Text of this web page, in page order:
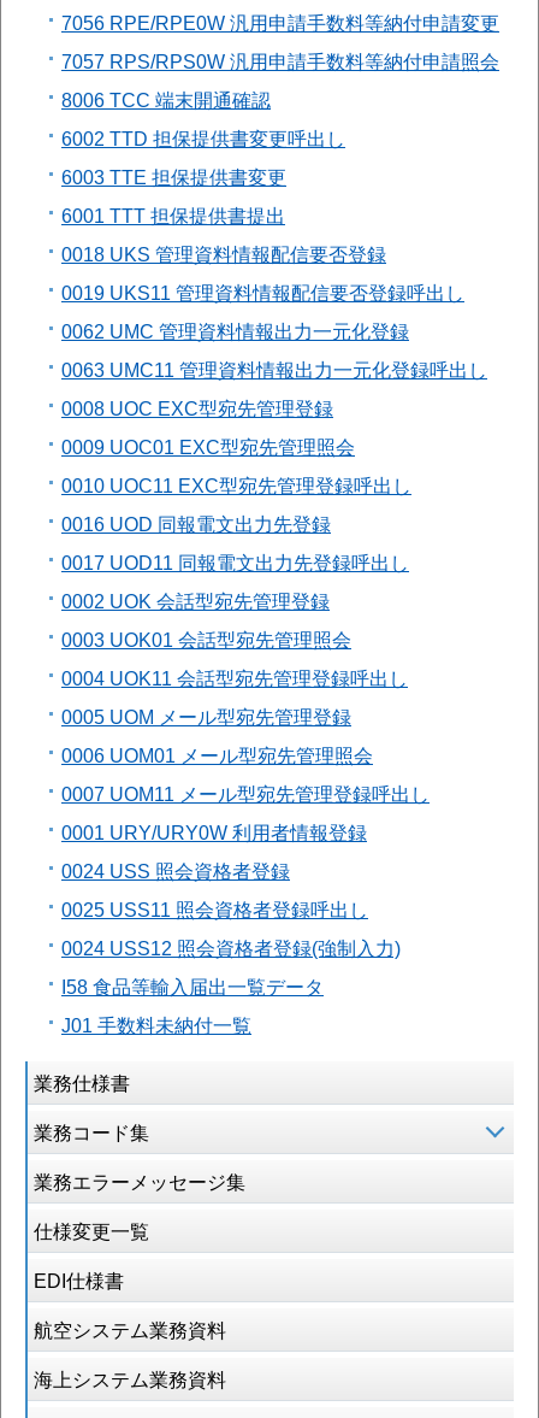
業務仕様書
業務コード集
業務エラーメッセージ集
仕様変更一覧
EDI仕様書
航空システム業務資料
海上システム業務資料
7056 RPE/RPE0W 汎用申請手数料等納付申請変更
7057 RPS/RPS0W 汎用申請手数料等納付申請照会
8006 TCC 端末開通確認
6002 TTD 担保提供書変更呼出し
6003 TTE 担保提供書変更
6001 TTT 担保提供書提出
0018 UKS 管理資料情報配信要否登録
0019 UKS11 管理資料情報配信要否登録呼出し
0062 UMC 管理資料情報出力一元化登録
0063 UMC11 管理資料情報出力一元化登録呼出し
0008 UOC EXC型宛先管理登録
0009 UOC01 EXC型宛先管理照会
0010 UOC11 EXC型宛先管理登録呼出し
0016 UOD 同報電文出力先登録
0017 UOD11 同報電文出力先登録呼出し
0002 UOK 会話型宛先管理登録
0003 UOK01 会話型宛先管理照会
0004 UOK11 会話型宛先管理登録呼出し
0005 UOM メール型宛先管理登録
0006 UOM01 メール型宛先管理照会
0007 UOM11 メール型宛先管理登録呼出し
0001 URY/URY0W 利用者情報登録
0024 USS 照会資格者登録
0025 USS11 照会資格者登録呼出し
0024 USS12 照会資格者登録(強制入力)
I58 食品等輸入届出一覧データ
J01 手数料未納付一覧